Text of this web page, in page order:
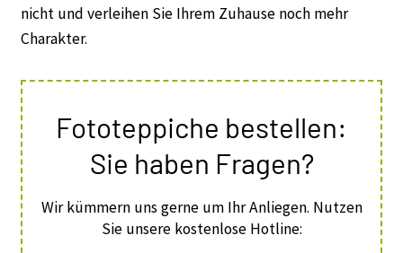
nicht und verleihen Sie Ihrem Zuhause noch mehr
Charakter.
Fototeppiche bestellen:
Sie haben Fragen?
Wir kümmern uns gerne um Ihr Anliegen. Nutzen
Sie unsere kostenlose Hotline: